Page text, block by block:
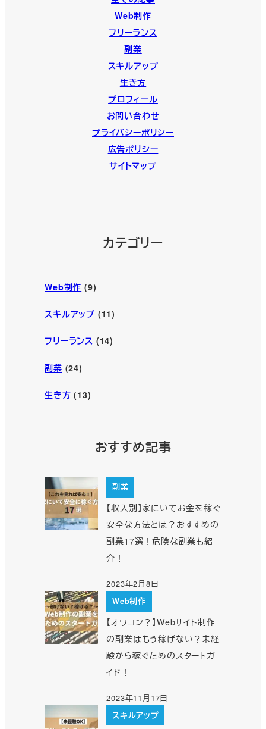
Web制作
フリーランス
副業
スキルアップ
生き方
プロフィール
お問い合わせ
プライバシーポリシー
広告ポリシー
サイトマップ
カテゴリー
Web制作 (9)
スキルアップ (11)
フリーランス (14)
副業 (24)
生き方 (13)
おすすめ記事
副業
【収入別】家にいてお金を稼ぐ
安全な方法とは？おすすめの
副業17選！危険な副業も紹
介！
2023年2月8日
Web制作
【オワコン？】Webサイト制作
の副業はもう稼げない？未経
験から稼ぐためのスタートガ
イド！
2023年11月17日
スキルアップ